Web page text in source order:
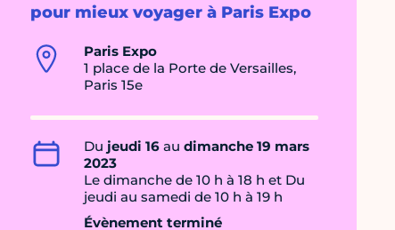
pour mieux voyager à Paris Expo
Paris Expo
1 place de la Porte de Versailles,
Paris 15e
Du jeudi 16 au dimanche 19 mars
2023
Le dimanche de 10 h à 18 h et Du
jeudi au samedi de 10 h à 19 h
Évènement terminé